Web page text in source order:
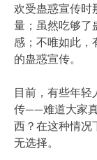
欢受蛊惑宣传时
量；虽然吃够了
感；不唯如此，
的蛊惑宣传。
目前，有些年轻
传——难道大家
西？在这种情况
无选择。